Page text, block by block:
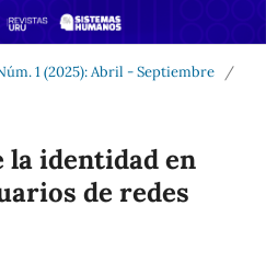
1 (2025): Abril - Septiembre
/
la identidad en
de redes